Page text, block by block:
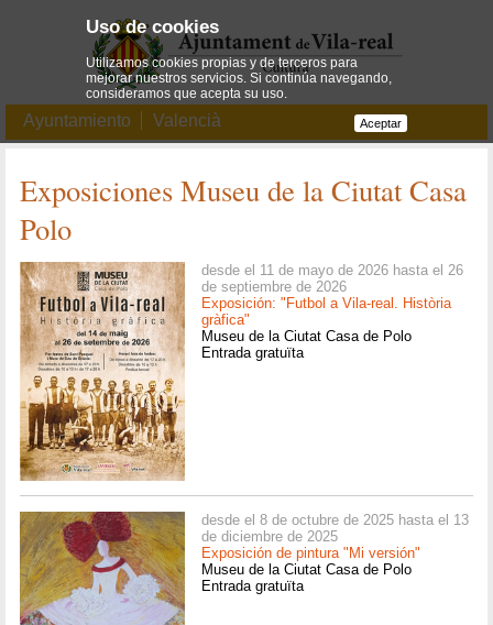
Ayuntamiento Valencià
Exposiciones Museu de la Ciutat Casa
Polo
desde el 11 de mayo de 2026 hasta el 26
de septiembre de 2026
Exposición: "Futbol a Vila-real. Història
gràfica"
Museu de la Ciutat Casa de Polo
Entrada gratuïta
desde el 8 de octubre de 2025 hasta el 13
de diciembre de 2025
Exposición de pintura "Mi versión"
Museu de la Ciutat Casa de Polo
Entrada gratuïta
Uso de cookies
Utilizamos cookies propias y de terceros para
mejorar nuestros servicios. Si continúa navegando,
consideramos que acepta su uso.
Aceptar